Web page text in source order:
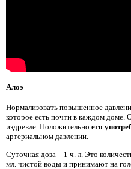
Алоэ
Нормализовать повышенное
которое есть почти в каждом доме.
издревле. Положительно его
артериальном давлении.
Суточная доза – 1 ч. л. Это
мл. чистой воды и принимают на